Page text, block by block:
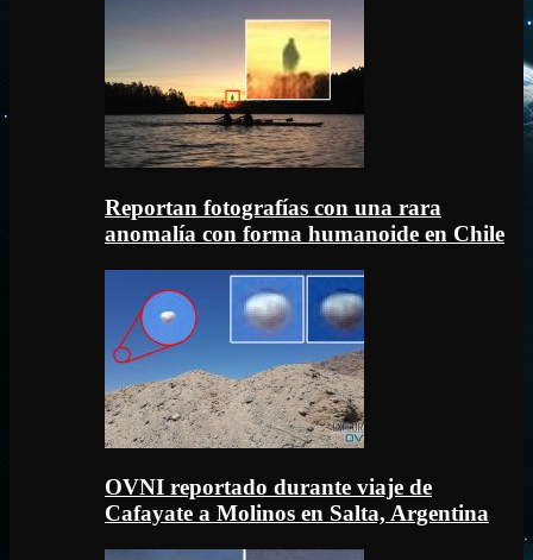
Reportan fotografías con una rara
anomalía con forma humanoide en Chile
OVNI reportado durante viaje de
Cafayate a Molinos en Salta, Argentina